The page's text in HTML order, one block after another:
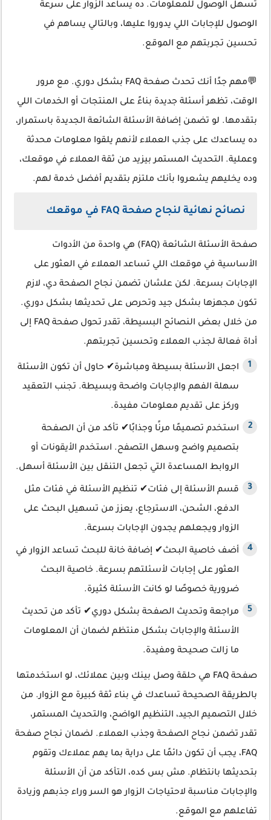
تسهل الوصول للمعلومات. ده يساعد الزوار على سرعة
الوصول للإجابات اللي يدوروا عليها، وبالتالي يساهم في
تحسين تجربتهم مع الموقع.
💬مهم جدًا أنك تحدث صفحة FAQ بشكل دوري. مع مرور
الوقت، تظهر أسئلة جديدة بناءً على المنتجات أو الخدمات اللي
بتقدمها. لو تضمن إضافة الأسئلة الشائعة الجديدة باستمرار،
ده يساعدك على جذب العملاء لأنهم يلقوا معلومات محدثة
وعملية. التحديث المستمر بيزيد من ثقة العملاء في موقعك،
وده يخليهم يشعروا بأنك ملتزم بتقديم أفضل خدمة لهم.
نصائح نهائية لنجاح صفحة FAQ في موقعك
صفحة الأسئلة الشائعة (FAQ) هي واحدة من الأدوات
الأساسية في موقعك اللي تساعد العملاء في العثور على
الإجابات بسرعة. لكن علشان تضمن نجاح الصفحة دي، لازم
تكون مجهزها بشكل جيد وتحرص على تحديثها بشكل دوري.
من خلال بعض النصائح البسيطة، تقدر تحول صفحة FAQ إلى
أداة فعالة لجذب العملاء وتحسين تجربتهم.
اجعل الأسئلة بسيطة ومباشرة✔ حاول أن تكون الأسئلة
سهلة الفهم والإجابات واضحة وبسيطة. تجنب التعقيد
وركز على تقديم معلومات مفيدة.
استخدم تصميمًا مرنًا وجذابًا✔ تأكد من أن الصفحة
بتصميم واضح وسهل التصفح. استخدم الأيقونات أو
الروابط المساعدة التي تجعل التنقل بين الأسئلة أسهل.
قسم الأسئلة إلى فئات✔ تنظيم الأسئلة في فئات مثل
الدفع، الشحن، الاسترجاع، يعزز من تسهيل البحث على
الزوار ويجعلهم يجدون الإجابات بسرعة.
أضف خاصية البحث✔ إضافة خانة للبحث تساعد الزوار في
العثور على إجابات لأسئلتهم بسرعة. خاصية البحث
ضرورية خصوصًا لو كانت الأسئلة كثيرة.
مراجعة وتحديث الصفحة بشكل دوري✔ تأكد من تحديث
الأسئلة والإجابات بشكل منتظم لضمان أن المعلومات
ما زالت صحيحة ومفيدة.
صفحة FAQ هي حلقة وصل بينك وبين عملائك، لو استخدمتها
بالطريقة الصحيحة تساعدك في بناء ثقة كبيرة مع الزوار. من
خلال التصميم الجيد، التنظيم الواضح، والتحديث المستمر،
تقدر تضمن نجاح الصفحة وجذب العملاء. لضمان نجاح صفحة
FAQ، يجب أن تكون دائمًا على دراية بما يهم عملاءك وتقوم
بتحديثها بانتظام. مش بس كده، التأكد من أن الأسئلة
والإجابات مناسبة لاحتياجات الزوار هو السر وراء جذبهم وزيادة
تفاعلهم مع الموقع.